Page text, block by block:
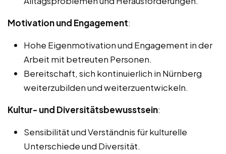
Motivation und Engagement:
Hohe Eigenmotivation und Engagement in der
Arbeit mit betreuten Personen.
Bereitschaft, sich kontinuierlich in Nürnberg
weiterzubilden und weiterzuentwickeln.
Kultur- und Diversitätsbewusstsein:
Sensibilität und Verständnis für kulturelle
Unterschiede und Diversität.